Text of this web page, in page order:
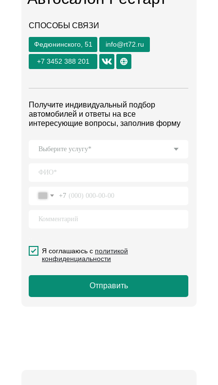
СПОСОБЫ СВЯЗИ
+7
Отправить
Я соглашаюсь с политикой
конфиденциальности
Федюнинского, 51 info@rt72.ru
+7 3452 388 201
Получите индивидуальный подбор
автомобилей и ответы на все
интересующие вопросы, заполнив форму